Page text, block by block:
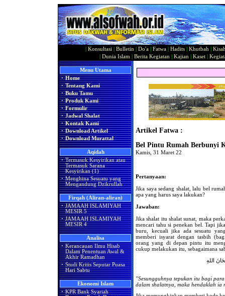
Konsultasi Bulletin Do'a Fatwa Hadits Khutbah
Dunia Islam Berita Kegiatan Kajian Kaset|
Menu Utama
· Home
· Tentang Kami
· Buku Tamu
· Produk Kami
· Formulir
· Jadwal Shalat
· Kontak Kami
· Download Artikel
· Download Murattal
Aqidah
· Termasuk Kesyirikan atau
Termasuk Sarana
Kesyirikan (1)
· Menghina Sesuatu yang
Mengandung Dzikrullah
Firqah (Aliran-aliran)
· JAMAAH ISLAMIYAH
MESIR 5
· JAMAAH ISLAMIYAH
MESIR 4
Analisa
· Kerancauan Ilmu Hisab
Dalam Penentuan Awal &
Akhir Ramadhan
· Studi Kritis Seputar Puasa
Hari Sabtu
Ekonomi Islam
· KPR Bank Syariah
Artikel Fatwa :
Bel Pintu Rumah Berbunyi
Kamis, 31 Maret 22
Pertanyaan:
Jika saya sedang shalat, lalu bel
apa yang harus saya lakukan?
Jawaban:
Jika shalat itu shalat sunat, maka
mencari tahu si penekan bel. Tapi
buru, kecuali jika ada sesuatu
memberi isyarat dengan tasbih
orang yang di depan pintu itu
cukup melakukan itu, sebagaimana
اللهِ
"Sesungguhnya tepukan itu bagi
dalam shalatnya, maka hendaklah ia